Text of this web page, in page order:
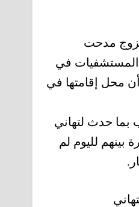
مدحت
في
محل إقامتها في
بما حدث لتهاني
بينهم لليوم لم